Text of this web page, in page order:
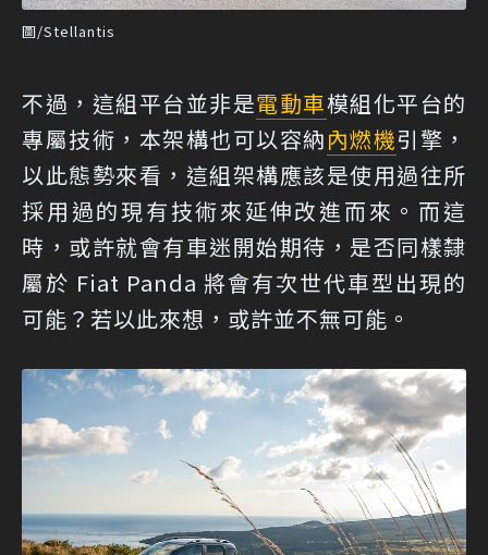
圖/Stellantis
不過，這組平台並非是電動車模組化平台的
專屬技術，本架構也可以容納內燃機引擎，
以此態勢來看，這組架構應該是使用過往所
採用過的現有技術來延伸改進而來。而這
時，或許就會有車迷開始期待，是否同樣隸
屬於 Fiat Panda 將會有次世代車型出現的
可能？若以此來想，或許並不無可能。